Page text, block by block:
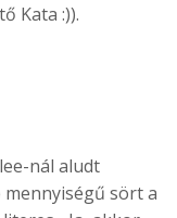
Kata :)).
nál aludt
sört a